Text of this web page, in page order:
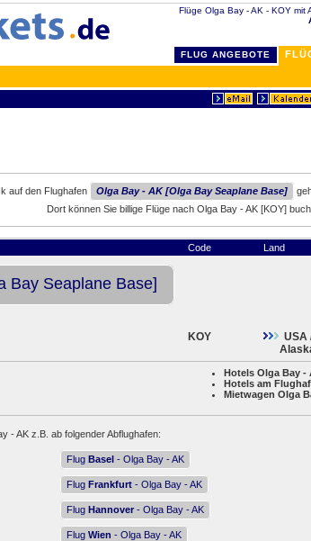
Flüge Olga Bay - AK - KOY mit
FLUG ANGEBOTE
auf den Flughafen Olga Bay - AK [Olga Bay Seaplane Base]
Dort können Sie billige Flüge nach Olga Bay - AK [KOY]
Code Land
Bay Seaplane Base]
KOY
USA
Hotels Olga Bay -
Hotels am
Mietwagen Olga
- AK z.B. ab folgender Abflughafen:
Flug Basel - Olga Bay - AK
Flug Frankfurt - Olga Bay - AK
Flug Hannover - Olga Bay - AK
Flug Wien - Olga Bay - AK